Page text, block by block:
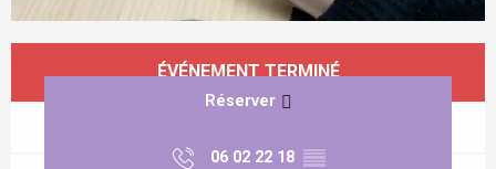
ÉVÉNEMENT TERMINÉ
Réserver
06 02 22 18 ▒▒